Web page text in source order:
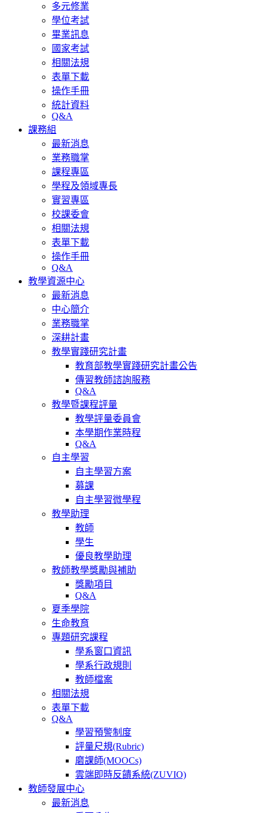
多元修業
學位考試
畢業訊息
國家考試
相關法規
表單下載
操作手冊
統計資料
Q&A
課務組
最新消息
業務職掌
課程專區
學程及領域專長
實習專區
校課委會
相關法規
表單下載
操作手冊
Q&A
教學資源中心
最新消息
中心簡介
業務職掌
深耕計畫
教學實踐研究計畫
教育部教學實踐研究計畫公告
傳習教師諮詢服務
Q&A
教學暨課程評量
教學評量委員會
本學期作業時程
Q&A
自主學習
自主學習方案
募課
自主學習微學程
教學助理
教師
學生
優良教學助理
教師教學獎勵與補助
獎勵項目
Q&A
夏季學院
生命教育
專題研究課程
學系窗口資訊
學系行政規則
教師檔案
相關法規
表單下載
Q&A
學習預警制度
評量尺規(Rubric)
磨課師(MOOCs)
雲端即時反饋系統(ZUVIO)
教師發展中心
最新消息